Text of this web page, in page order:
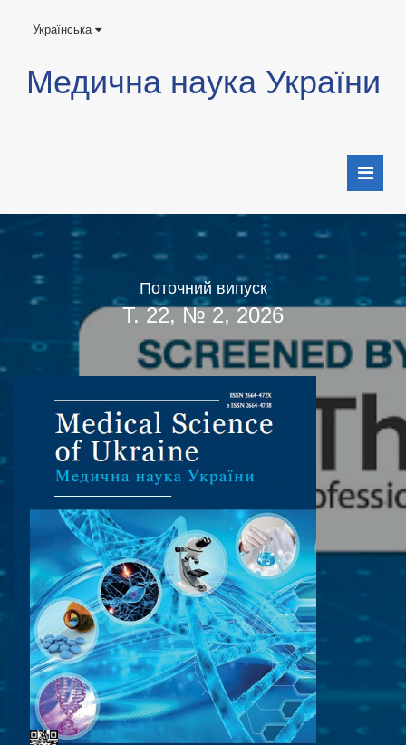
Українська
Медична наука України
Поточний випуск
Т. 22, № 2, 2026